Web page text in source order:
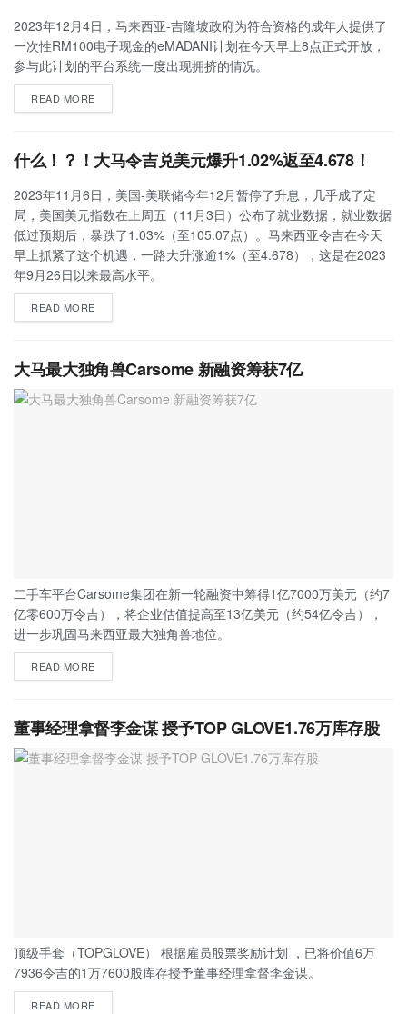
2023年12月4日，马来西亚-吉隆坡政府为符合资格的成年人提供了
一次性RM100电子现金的eMADANI计划在今天早上8点正式开放，
参与此计划的平台系统一度出现拥挤的情况。
READ MORE
什么！？！大马令吉兑美元爆升1.02%返至4.678！
2023年11月6日，美国-美联储今年12月暂停了升息，几乎成了定
局，美国美元指数在上周五（11月3日）公布了就业数据，就业数据
低过预期后，暴跌了1.03%（至105.07点）。马来西亚令吉在今天
早上抓紧了这个机遇，一路大升涨逾1%（至4.678），这是在2023
年9月26日以来最高水平。
READ MORE
大马最大独角兽Carsome 新融资筹获7亿
二手车平台Carsome集团在新一轮融资中筹得1亿7000万美元（约7
亿零600万令吉），将企业估值提高至13亿美元（约54亿令吉），
进一步巩固马来西亚最大独角兽地位。
READ MORE
董事经理拿督李金谋 授予TOP GLOVE1.76万库存股
顶级手套（TOPGLOVE） 根据雇员股票奖励计划 ，已将价值6万
7936令吉的1万7600股库存授予董事经理拿督李金谋。
READ MORE